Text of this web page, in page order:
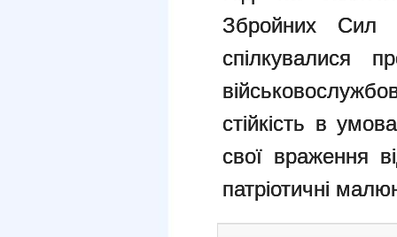
Збройних Сил
спілкувалися
стійкість в
свої враження
патріотичні